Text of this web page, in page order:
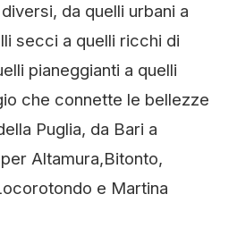
da quelli urbani a
secci a quelli ricchi di
pianeggianti a quelli
che connette le bellezze
Puglia, da Bari a
Altamura,Bitonto,
e Martina